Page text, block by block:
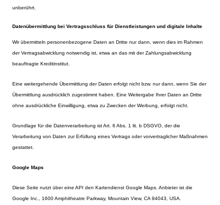
unberührt.
Datenübermittlung bei Vertragsschluss für Dienstleistungen und digitale Inhalte
Wir übermitteln personenbezogene Daten an Dritte nur dann, wenn dies im Rahmen
der Vertragsabwicklung notwendig ist, etwa an das mit der Zahlungsabwicklung
beauftragte Kreditinstitut.
Eine weitergehende Übermittlung der Daten erfolgt nicht bzw. nur dann, wenn Sie der
Übermittlung ausdrücklich zugestimmt haben. Eine Weitergabe Ihrer Daten an Dritte
ohne ausdrückliche Einwilligung, etwa zu Zwecken der Werbung, erfolgt nicht.
Grundlage für die Datenverarbeitung ist Art. 6 Abs. 1 lit. b DSGVO, der die
Verarbeitung von Daten zur Erfüllung eines Vertrags oder vorvertraglicher Maßnahmen
gestattet.
Google Maps
Diese Seite nutzt über eine API den Kartendienst Google Maps. Anbieter ist die
Google Inc., 1600 Amphitheatre Parkway, Mountain View, CA 94043, USA.